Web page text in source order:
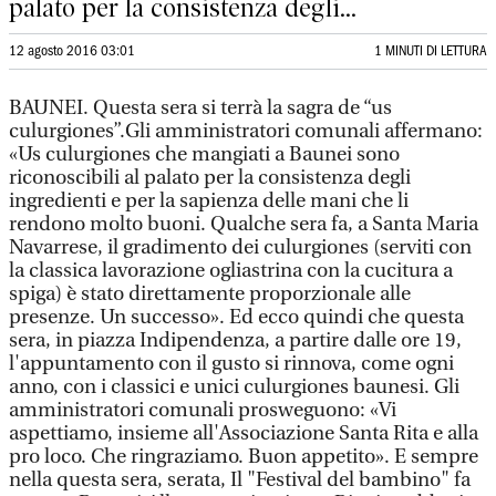
palato per la consistenza degli...
12 agosto 2016 03:01 1 MINUTI DI LETTURA
BAUNEI. Questa sera si terrà la sagra de “us
culurgiones”.Gli amministratori comunali affermano:
«Us culurgiones che mangiati a Baunei sono
riconoscibili al palato per la consistenza degli
ingredienti e per la sapienza delle mani che li
rendono molto buoni. Qualche sera fa, a Santa Maria
Navarrese, il gradimento dei culurgiones (serviti con
la classica lavorazione ogliastrina con la cucitura a
spiga) è stato direttamente proporzionale alle
presenze. Un successo». Ed ecco quindi che questa
sera, in piazza Indipendenza, a partire dalle ore 19,
l'appuntamento con il gusto si rinnova, come ogni
anno, con i classici e unici culurgiones baunesi. Gli
amministratori comunali prosweguono: «Vi
aspettiamo, insieme all'Associazione Santa Rita e alla
pro loco. Che ringraziamo. Buon appetito». E sempre
nella questa sera, serata, Il "Festival del bambino" fa